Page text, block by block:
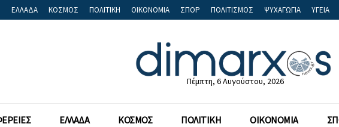
ΕΛΛΑΔΑ ΚΟΣΜΟΣ ΠΟΛΙΤΙΚΗ ΟΙΚΟΝΟΜΙΑ ΣΠΟΡ ΠΟΛΙΤΙΣΜΟΣ ΨΥΧΑΓΩΓΙΑ ΥΓΕΙΑ
Πέμπτη, 6 Αυγούστου, 2026
ΕΛΛΑΔΑ ΚΟΣΜΟΣ ΠΟΛΙΤΙΚΗ ΟΙΚΟΝΟΜΙΑ